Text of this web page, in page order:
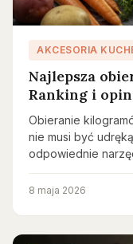
AKCESORIA
Najlepsza
Ranking i
Obieranie
nie musi być
odpowiednie
8 maja 2026